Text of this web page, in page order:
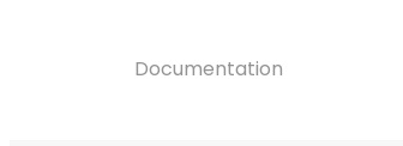
Documentation